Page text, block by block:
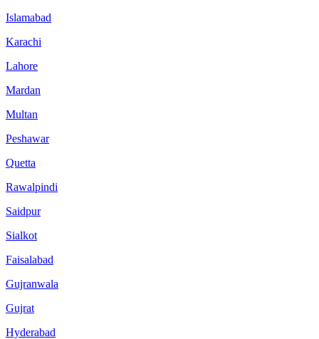
Islamabad
Karachi
Lahore
Mardan
Multan
Peshawar
Quetta
Rawalpindi
Saidpur
Sialkot
Faisalabad
Gujranwala
Gujrat
Hyderabad